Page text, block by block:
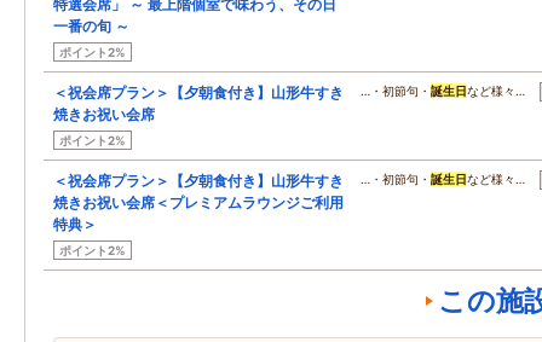
特選会席」 ～ 最上階個室で味わう、その日
一番の旬 ～
ポイント2%
＜祝会席プラン＞【夕朝食付き】山形牛すき
焼きお祝い会席
ポイント2%
…・初節句・ 誕生日など様々…
＜祝会席プラン＞【夕朝食付き】山形牛すき
焼きお祝い会席＜プレミアムラウンジご利用
特典＞
ポイント2%
…・初節句・ 誕生日など様々…
この施